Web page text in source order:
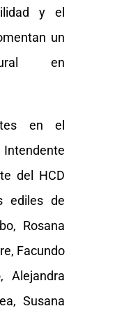
y el
un
en
en el
del HCD
ediles de
Rosana
Facundo
Alejandra
Susana